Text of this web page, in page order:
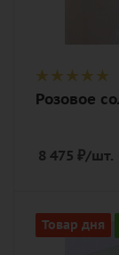
Розовое
8 475 ₽/шт.
Товар дня
Описание
гвоздика